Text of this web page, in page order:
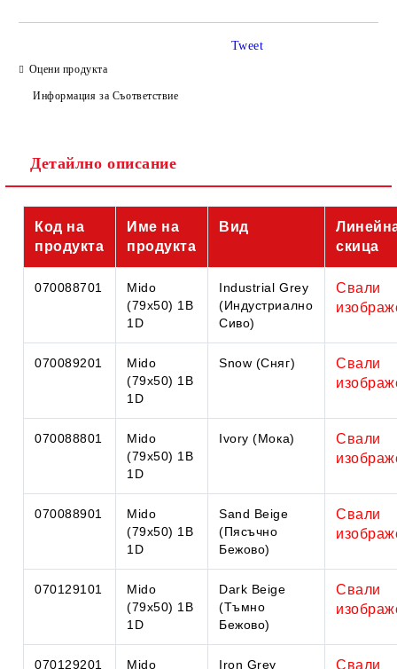
Ние ще се свържем с вас в рамките на работния ден.
Оцени продукта
Информация за Съответствие
Tweet
Детайлно описание
Код на
продукта
Име на
продукта
Вид
скица
070088701
Mido
(79x50) 1B
1D
Industrial Grey
(Индустриално
Сиво)
Свали
070089201
Mido
(79x50) 1B
1D
Snow (Сняг)
Свали
070088801
Mido
(79x50) 1B
1D
Ivory (Мока)
Свали
070088901
Mido
(79x50) 1B
1D
Sand Beige
(Пясъчно
Бежово)
Свали
070129101
Mido
(79x50) 1B
1D
Dark Beige
(Тъмно
Бежово)
Свали
070129201 Mido Iron Grey Свали